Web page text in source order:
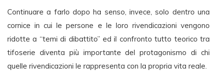
Continuare a farlo dopo ha senso, invece, solo dentro una
cornice in cui le persone e le loro rivendicazioni vengono
ridotte a “temi di dibattito” ed il confronto tutto teorico tra
tifoserie diventa più importante del protagonismo di chi
quelle rivendicazioni le rappresenta con la propria vita reale.